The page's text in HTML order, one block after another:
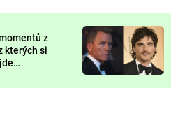
NORRIS
DEADPOOL
z
kterých si